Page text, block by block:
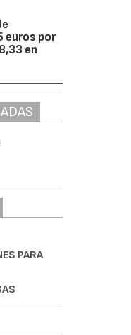
euros por
en
PARA